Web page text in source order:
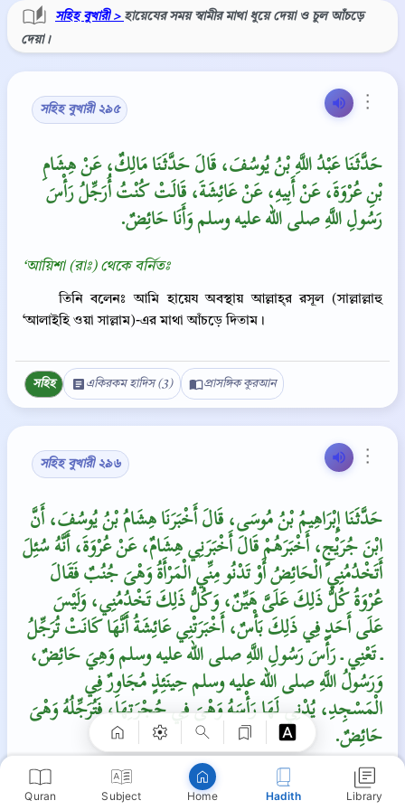
Quran Subject Home Hadith Library
সহিহ বুখারী > হায়েযের সময় স্বামীর মাথা ধুয়ে দেয়া ও চুল আঁচড়ে
দেয়া।
⋮
সহিহ বুখারী ২৯৫
حَدَّثَنَا عَبْدُ اللَّهِ بْنُ يُوسُفَ، قَالَ حَدَّثَنَا مَالِكٌ، عَنْ هِشَامِ
بْنِ عُرْوَةَ، عَنْ أَبِيهِ، عَنْ عَائِشَةَ، قَالَتْ كُنْتُ أُرَجِّلُ رَأْسَ
رَسُولِ اللَّهِ صلى الله عليه وسلم وَأَنَا حَائِضٌ‏.‏
‘আয়িশা (রাঃ) থেকে বর্নিতঃ
তিনি বলেনঃ আমি হায়েয অবস্থায় আল্লাহ্‌র রসূল (সাল্লাল্লাহু
‘আলাইহি ওয়া সাল্লাম)-এর মাথা আঁচড়ে দিতাম।
সহিহ একিরকম হাদিস (3) প্রাসঙ্গিক কুরআন
⋮
সহিহ বুখারী ২৯৬
حَدَّثَنَا إِبْرَاهِيمُ بْنُ مُوسَى، قَالَ أَخْبَرَنَا هِشَامُ بْنُ يُوسُفَ، أَنَّ
ابْنَ جُرَيْجٍ، أَخْبَرَهُمْ قَالَ أَخْبَرَنِي هِشَامٌ، عَنْ عُرْوَةَ، أَنَّهُ سُئِلَ
أَتَخْدُمُنِي الْحَائِضُ أَوْ تَدْنُو مِنِّي الْمَرْأَةُ وَهْىَ جُنُبٌ فَقَالَ
عُرْوَةُ كُلُّ ذَلِكَ عَلَىَّ هَيِّنٌ، وَكُلُّ ذَلِكَ تَخْدُمُنِي، وَلَيْسَ
عَلَى أَحَدٍ فِي ذَلِكَ بَأْسٌ، أَخْبَرَتْنِي عَائِشَةُ أَنَّهَا كَانَتْ تُرَجِّلُ
ـ تَعْنِي ـ رَأْسَ رَسُولِ اللَّهِ صلى الله عليه وسلم وَهِيَ حَائِضٌ،
وَرَسُولُ اللَّهِ صلى الله عليه وسلم حِينَئِذٍ مُجَاوِرٌ فِي
الْمَسْجِدِ، يُدْنِي لَهَا رَأْسَهُ وَهْىَ فِي حُجْرَتِهَا، فَتُرَجِّلُهُ وَهْىَ
حَائِضٌ‏.‏
উরওয়াহ (রহঃ) থেকে বর্নিতঃ
Copy